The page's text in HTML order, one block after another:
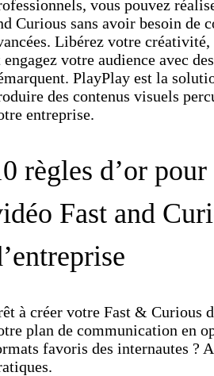
vous pouvez
Curious sans avoir besoin de
Libérez votre
engagez votre audience avec
PlayPlay est la
des contenus visuels
entreprise.
règles d’or
Fast and
à créer votre Fast & Curious
plan de communication en
favoris des internautes ?